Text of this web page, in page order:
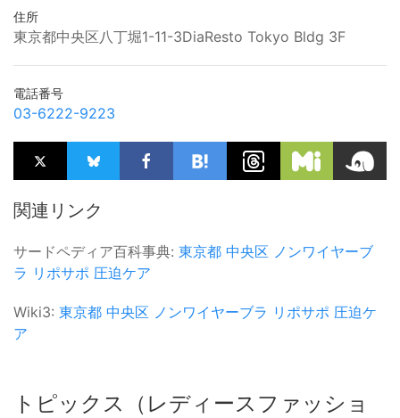
住所
東京都中央区八丁堀1-11-3DiaResto Tokyo Bldg 3F
電話番号
03-6222-9223
関連リンク
サードペディア百科事典: 東京都 中央区 ノンワイヤーブ
ラ リポサポ 圧迫ケア
Wiki3: 東京都 中央区 ノンワイヤーブラ リポサポ 圧迫ケ
ア
トピックス（レディースファッショ